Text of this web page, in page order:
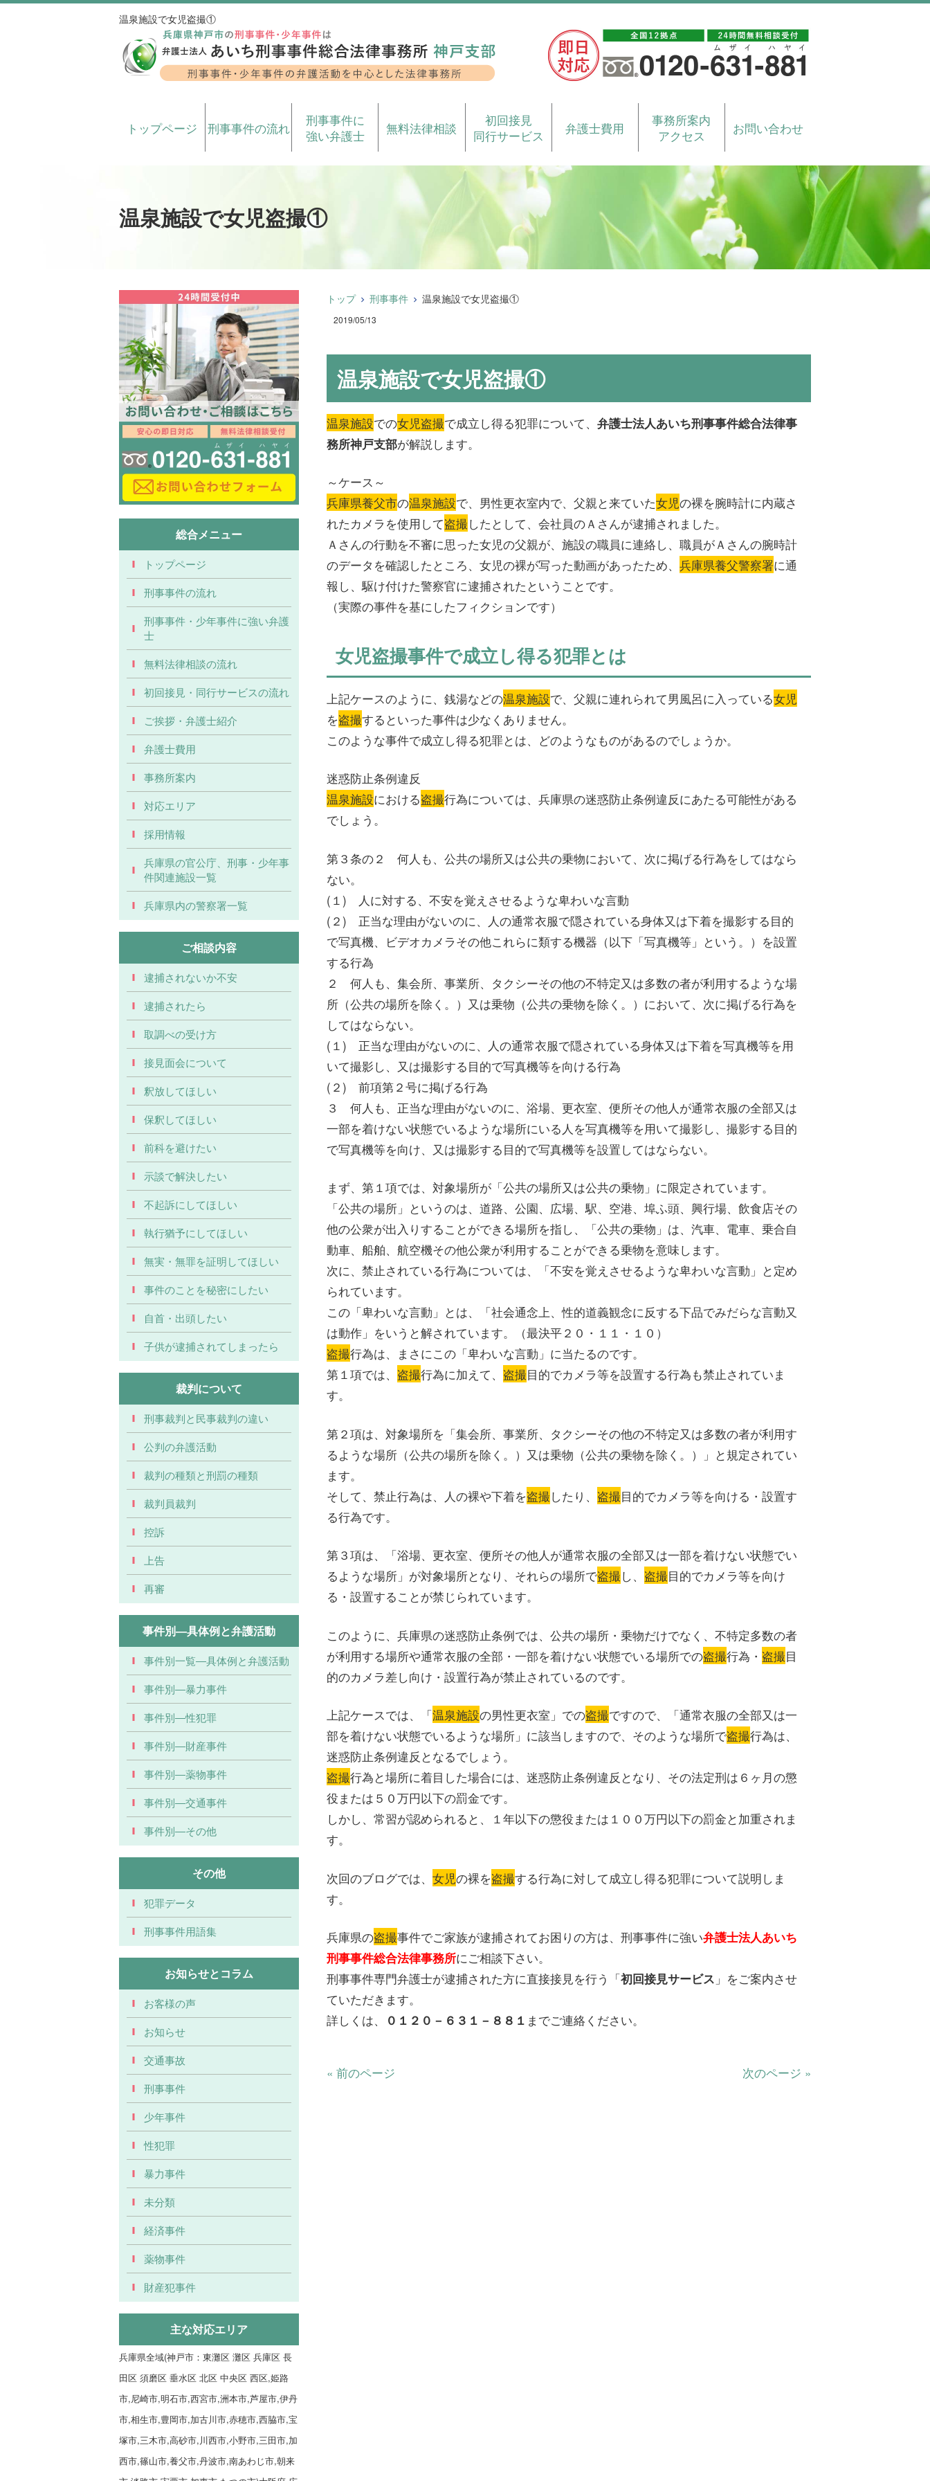
温泉施設で女児盗撮①
トップページ 刑事事件の流れ
刑事事件に
強い弁護士
無料法律相談
初回接見
同行サービス
弁護士費用
事務所案内
アクセス
お問い合わせ
温泉施設で女児盗撮①
トップ 刑事事件 温泉施設で女児盗撮①
2019/05/13
温泉施設で女児盗撮①
温泉施設での女児盗撮で成立し得る犯罪について、 弁護士法人あいち刑事事件総合法律事
務所神戸支部が解説します。
～ケース～
兵庫県養父市の温泉施設で、男性更衣室内で、父親と来ていた女児の裸を腕時計に内蔵さ
れたカメラを使用して盗撮したとして、会社員のＡさんが逮捕されました。
Ａさんの行動を不審に思った女児の父親が、施設の職員に連絡し、職員がＡさんの腕時計
のデータを確認したところ、女児の裸が写った動画があったため、 兵庫県養父警察署に通
報し、駆け付けた警察官に逮捕されたということです。
（実際の事件を基にしたフィクションです）
女児盗撮事件で成立し得る犯罪とは
上記ケースのように、銭湯などの温泉施設で、父親に連れられて男風呂に入っている女児
を盗撮するといった事件は少なくありません。
このような事件で成立し得る犯罪とは、どのようなものがあるのでしょうか。
迷惑防止条例違反
温泉施設における盗撮行為については、兵庫県の迷惑防止条例違反にあたる可能性がある
でしょう。
第３条の２ 何人も、公共の場所又は公共の乗物において、次に掲げる行為をしてはなら
ない。
(１) 人に対する、不安を覚えさせるような卑わいな言動
(２) 正当な理由がないのに、人の通常衣服で隠されている身体又は下着を撮影する目的
で写真機、ビデオカメラその他これらに類する機器（以下「写真機等」という。）を設置
する行為
２ 何人も、集会所、事業所、タクシーその他の不特定又は多数の者が利用するような場
所（公共の場所を除く。）又は乗物（公共の乗物を除く。）において、次に掲げる行為を
してはならない。
(１) 正当な理由がないのに、人の通常衣服で隠されている身体又は下着を写真機等を用
いて撮影し、又は撮影する目的で写真機等を向ける行為
(２) 前項第２号に掲げる行為
３ 何人も、正当な理由がないのに、浴場、更衣室、便所その他人が通常衣服の全部又は
一部を着けない状態でいるような場所にいる人を写真機等を用いて撮影し、撮影する目的
で写真機等を向け、又は撮影する目的で写真機等を設置してはならない。
まず、第１項では、対象場所が「公共の場所又は公共の乗物」に限定されています。
「公共の場所」というのは、道路、公園、広場、駅、空港、埠ふ頭、興行場、飲食店その
他の公衆が出入りすることができる場所を指し、「公共の乗物」は、汽車、電車、乗合自
動車、船舶、航空機その他公衆が利用することができる乗物を意味します。
次に、禁止されている行為については、「不安を覚えさせるような卑わいな言動」と定め
られています。
この「卑わいな言動」とは、「社会通念上、性的道義観念に反する下品でみだらな言動又
は動作」をいうと解されています。（最決平２０・１１・１０）
盗撮行為は、まさにこの「卑わいな言動」に当たるのです。
第１項では、 盗撮行為に加えて、 盗撮目的でカメラ等を設置する行為も禁止されていま
す。
第２項は、対象場所を「集会所、事業所、タクシーその他の不特定又は多数の者が利用す
るような場所（公共の場所を除く。）又は乗物（公共の乗物を除く。）」と規定されてい
ます。
そして、禁止行為は、人の裸や下着を盗撮したり、 盗撮目的でカメラ等を向ける・設置す
る行為です。
第３項は、「浴場、更衣室、便所その他人が通常衣服の全部又は一部を着けない状態でい
るような場所」が対象場所となり、それらの場所で盗撮し、 盗撮目的でカメラ等を向け
る・設置することが禁じられています。
このように、兵庫県の迷惑防止条例では、公共の場所・乗物だけでなく、不特定多数の者
が利用する場所や通常衣服の全部・一部を着けない状態でいる場所での盗撮行為・ 盗撮目
的のカメラ差し向け・設置行為が禁止されているのです。
上記ケースでは、「温泉施設の男性更衣室」での盗撮ですので、「通常衣服の全部又は一
部を着けない状態でいるような場所」に該当しますので、そのような場所で盗撮行為は、
迷惑防止条例違反となるでしょう。
盗撮行為と場所に着目した場合には、迷惑防止条例違反となり、その法定刑は６ヶ月の懲
役または５０万円以下の罰金です。
しかし、常習が認められると、１年以下の懲役または１００万円以下の罰金と加重されま
す。
次回のブログでは、 女児の裸を盗撮する行為に対して成立し得る犯罪について説明しま
す。
兵庫県の盗撮事件でご家族が逮捕されてお困りの方は、刑事事件に強い弁護士法人あいち
刑事事件総合法律事務所にご相談下さい。
刑事事件専門弁護士が逮捕された方に直接接見を行う「初回接見サービス 」をご案内させ
ていただきます。
詳しくは、
０１２０－６３１－８８１ までご連絡ください。
« 前のページ 次のページ »
総合メニュー
トップページ
刑事事件の流れ
刑事事件・少年事件に強い弁護
士
無料法律相談の流れ
初回接見・同行サービスの流れ
ご挨拶・弁護士紹介
弁護士費用
事務所案内
対応エリア
採用情報
兵庫県の官公庁、刑事・少年事
件関連施設一覧
兵庫県内の警察署一覧
ご相談内容
逮捕されないか不安
逮捕されたら
取調べの受け方
接見面会について
釈放してほしい
保釈してほしい
前科を避けたい
示談で解決したい
不起訴にしてほしい
執行猶予にしてほしい
無実・無罪を証明してほしい
事件のことを秘密にしたい
自首・出頭したい
子供が逮捕されてしまったら
裁判について
刑事裁判と民事裁判の違い
公判の弁護活動
裁判の種類と刑罰の種類
裁判員裁判
控訴
上告
再審
事件別―具体例と弁護活動
事件別一覧―具体例と弁護活動
事件別―暴力事件
事件別―性犯罪
事件別―財産事件
事件別―薬物事件
事件別―交通事件
事件別―その他
その他
犯罪データ
刑事事件用語集
お知らせとコラム
お客様の声
お知らせ
交通事故
刑事事件
少年事件
性犯罪
暴力事件
未分類
経済事件
薬物事件
財産犯事件
主な対応エリア
兵庫県全域(神戸市：東灘区 灘区 兵庫区 長
田区 須磨区 垂水区 北区 中央区 西区,姫路
市,尼崎市,明石市,西宮市,洲本市,芦屋市,伊丹
市,相生市,豊岡市,加古川市,赤穂市,西脇市,宝
塚市,三木市,高砂市,川西市,小野市,三田市,加
西市,篠山市,養父市,丹波市,南あわじ市,朝来